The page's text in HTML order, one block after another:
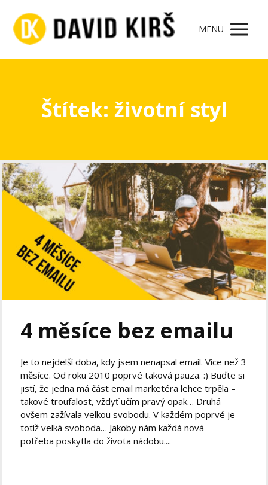
MENU
Štítek: životní styl
4 měsíce bez emailu
Je to nejdelší doba, kdy jsem nenapsal email. Více než 3
měsíce. Od roku 2010 poprvé taková pauza. :) Buďte si
jistí, že jedna má část email marketéra lehce trpěla –
takové troufalost, vždyť učím pravý opak… Druhá
ovšem zažívala velkou svobodu. V každém poprvé je
totiž velká svoboda… Jakoby nám každá nová
potřeba poskytla do života nádobu....